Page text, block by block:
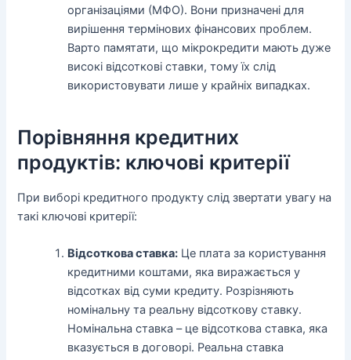
організаціями (МФО). Вони призначені для
вирішення термінових фінансових проблем.
Варто памятати, що мікрокредити мають дуже
високі відсоткові ставки, тому їх слід
використовувати лише у крайніх випадках.
Порівняння кредитних
продуктів: ключові критерії
При виборі кредитного продукту слід звертати увагу на
такі ключові критерії:
Відсоткова ставка: Це плата за користування
кредитними коштами, яка виражається у
відсотках від суми кредиту. Розрізняють
номінальну та реальну відсоткову ставку.
Номінальна ставка – це відсоткова ставка, яка
вказується в договорі. Реальна ставка